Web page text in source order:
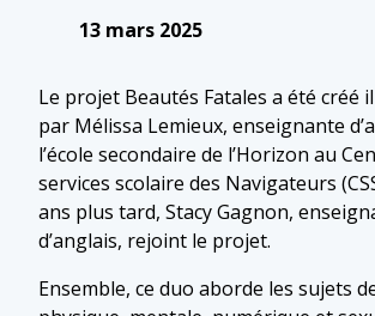
13 mars 2025
Le projet Beautés Fatales a été créé
par Mélissa Lemieux, enseignante
l’école secondaire de l’Horizon au
services scolaire des Navigateurs
ans plus tard, Stacy Gagnon,
d’anglais, rejoint le projet.
Ensemble, ce duo aborde les sujets